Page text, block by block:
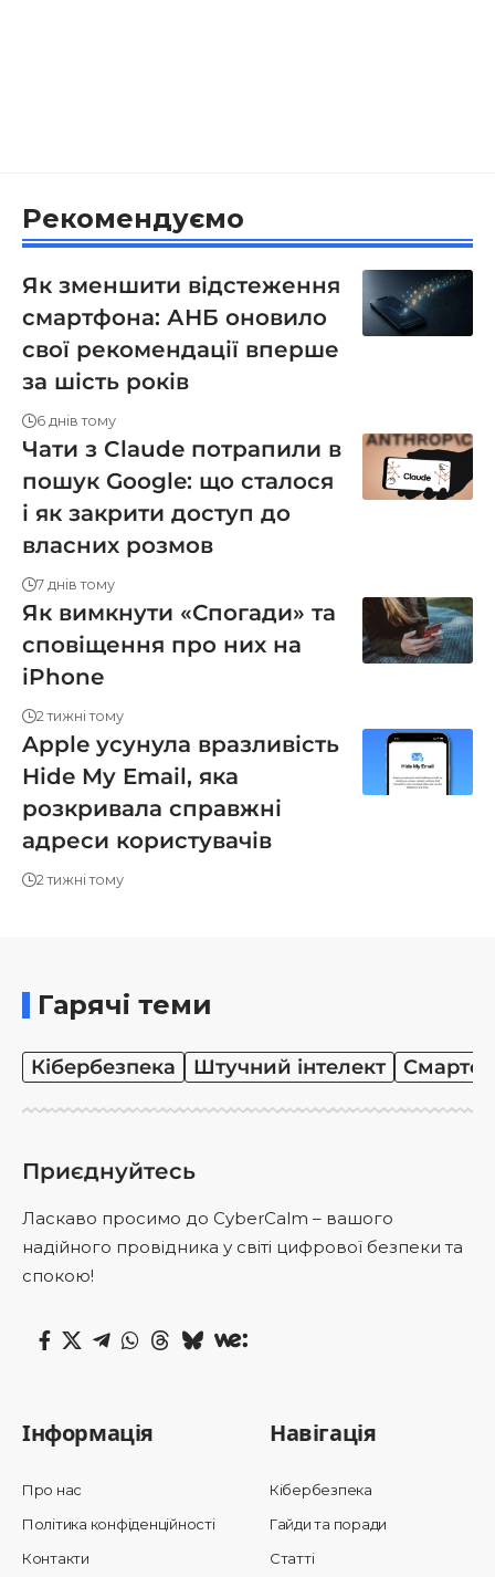
Рекомендуємо
Як зменшити відстеження
смартфона: АНБ оновило
свої рекомендації вперше
за шість років
6 днів тому
Чати з Claude потрапили в
пошук Google: що сталося
і як закрити доступ до
власних розмов
7 днів тому
Як вимкнути «Спогади» та
сповіщення про них на
iPhone
2 тижні тому
Apple усунула вразливість
Hide My Email, яка
розкривала справжні
адреси користувачів
2 тижні тому
Гарячі теми
Кібербезпека Штучний інтелект
Приєднуйтесь
Ласкаво просимо до CyberCalm – вашого
надійного провідника у світі цифрової безпеки та
спокою!
Інформація
Про нас
Політика конфіденційності
Контакти
Навігація
Кібербезпека
Гайди та поради
Статті